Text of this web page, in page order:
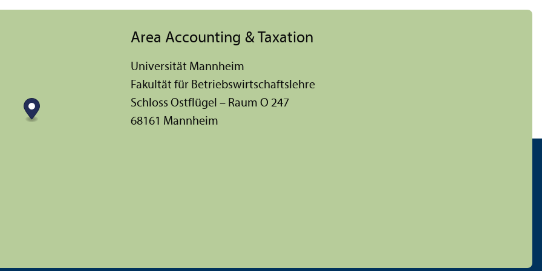
Area Accounting & Taxation
Universität Mannheim
Fakultät für Betriebs­wirtschafts­lehre
Schloss Ostflügel – Raum O 247
68161 Mannheim